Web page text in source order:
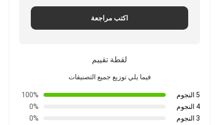
اكتب مراجعة
لقطة تقييم
فيما يلي توزيع جميع التصنيفات
5 النجوم
100%
4 النجوم
0%
3 النجوم
0%